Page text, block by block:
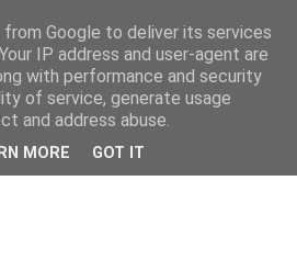
Google to deliver its services
IP address and user-agent are
with performance and security
of service, generate usage
and address abuse.
MORE GOT IT